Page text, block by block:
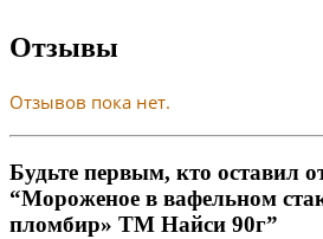
Отзывы
Отзывов пока нет.
Будьте первым, кто оставил
“Мороженое в вафельном
пломбир» ТМ Найси 90г”